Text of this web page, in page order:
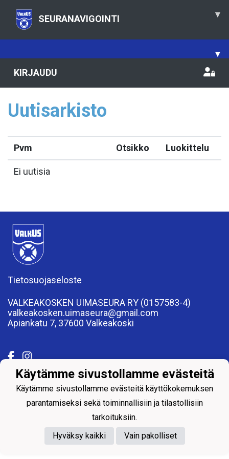
SEURANAVIGOINTI ▾
▾
KIRJAUDU
Uutisarkisto
Pvm Otsikko Luokittelu
Ei uutisia
Tietosuojaseloste
VALKEAKOSKEN UIMASEURA RY (0157583-4)
valkeakosken.uimaseura@gmail.com
Apiankatu 7, 37600 Valkeakoski
Powered by
Käytämme sivustollamme evästeitä
Käytämme sivustollamme evästeitä käyttökokemuksen
parantamiseksi sekä toiminnallisiin ja tilastollisiin
tarkoituksiin.
Hyväksy kaikki
Vain pakolliset